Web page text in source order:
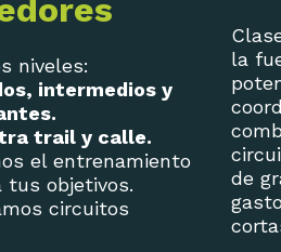
niveles:
intermedios y
trail y calle.
el entrenamiento
tus objetivos.
circuitos
la
de